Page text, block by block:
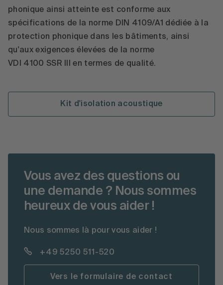
phonique ainsi atteinte est conforme aux
spécifications de la norme DIN 4109/A1 dédiée à la
protection phonique dans les bâtiments, ainsi
qu'aux exigences élevées de la norme
VDI 4100 SSR III en termes de qualité.
Kit d'isolation acoustique
Vous avez des questions ou
une demande ? Nous sommes
heureux de vous aider !
Nous sommes là pour vous aider !
+49 5250 511-520
Vers le formulaire de contact